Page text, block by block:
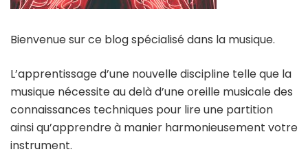
Bienvenue sur ce blog spécialisé dans la musique.
L’apprentissage d’une nouvelle discipline telle que la
musique nécessite au delà d’une oreille musicale des
connaissances techniques pour lire une partition
ainsi qu’apprendre à manier harmonieusement votre
instrument.